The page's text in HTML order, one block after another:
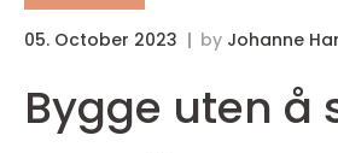
05. October 2023 by Johanne
Bygge uten å